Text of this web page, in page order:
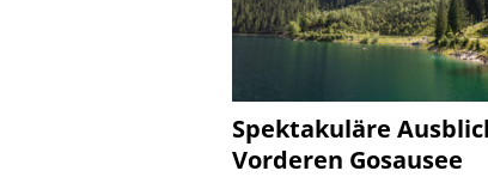
Spektakuläre
Vorderen Gosausee